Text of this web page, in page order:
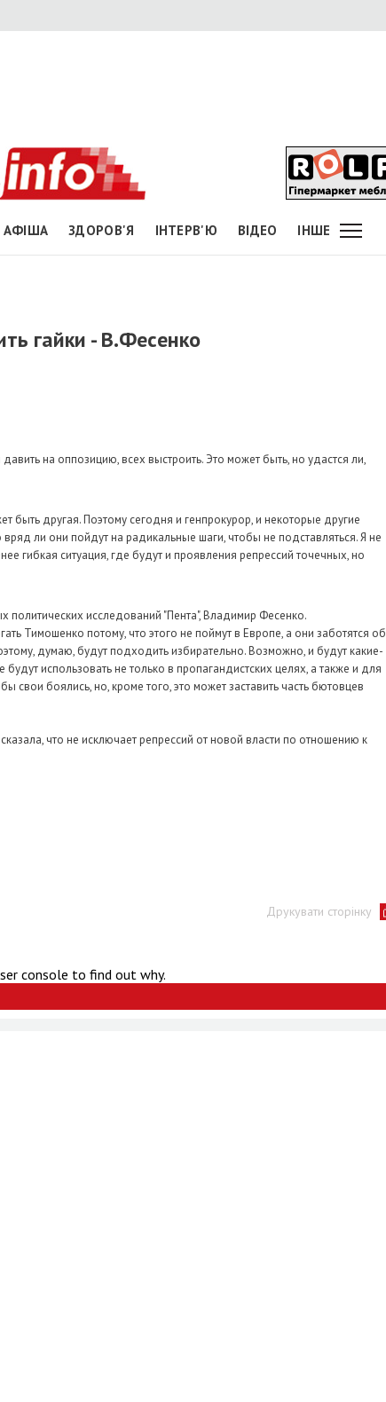
АФІША ЗДОРОВ'Я ІНТЕРВ'Ю ВІДЕО ІНШЕ
гайки - В.Фесенко
на оппозицию, всех выстроить. Это может быть, но удастся ли,
быть другая. Поэтому сегодня и генпрокурор, и некоторые другие
ли они пойдут на радикальные шаги, чтобы не подставляться. Я не
гибкая ситуация, где будут и проявления репрессий точечных, но
политических исследований "Пента", Владимир Фесенко.
Тимошенко потому, что этого не поймут в Европе, а они заботятся об
думаю, будут подходить избирательно. Возможно, и будут какие-
использовать не только в пропагандистских целях, а также и для
свои боялись, но, кроме того, это может заставить часть бютовцев
что не исключает репрессий от новой власти по отношению к
Друкувати сторінку
console to find out why.